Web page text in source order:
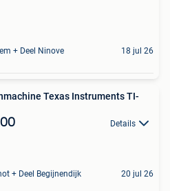
+ Deel Ninove 18 jul 26
Texas Instruments TI-
Details
+ Deel Begijnendijk 20 jul 26